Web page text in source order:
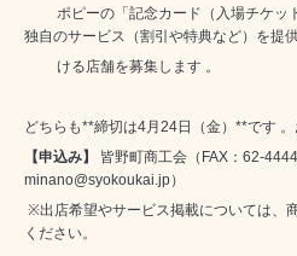
ポピーの「記念カード（入場チケット
独自のサービス（割引や特典など）を提
ける店舗を募集します 。
どちらも**締切は4月24日（金） **です 。
【申込み】
皆野町商工会（ FAX ： 62-4444
minano@syokoukai.jp）
※出店希望やサービス掲載については、
ください。